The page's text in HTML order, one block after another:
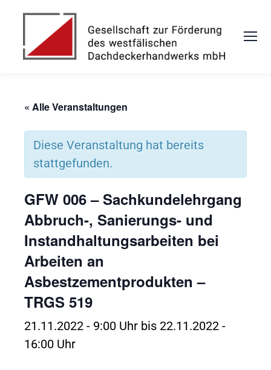
« Alle Veranstaltungen
Diese Veranstaltung hat bereits
stattgefunden.
GFW 006 – Sachkundelehrgang
Abbruch-, Sanierungs- und
Instandhaltungsarbeiten bei
Arbeiten an
Asbestzementprodukten –
TRGS 519
21.11.2022 - 9:00 Uhr bis 22.11.2022 -
16:00 Uhr